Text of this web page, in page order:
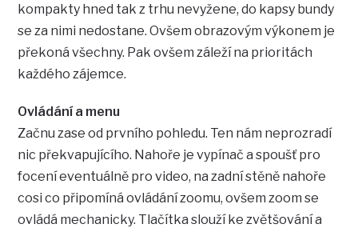
kompakty hned tak z trhu nevyžene, do kapsy bundy
se za nimi nedostane. Ovšem obrazovým výkonem je
překoná všechny. Pak ovšem záleží na prioritách
každého zájemce.
Ovládání a menu
Začnu zase od prvního pohledu. Ten nám neprozradí
nic překvapujícího. Nahoře je vypínač a spoušť pro
focení eventuálně pro video, na zadní stěně nahoře
cosi co připomíná ovládání zoomu, ovšem zoom se
ovládá mechanicky. Tlačítka slouží ke zvětšování a